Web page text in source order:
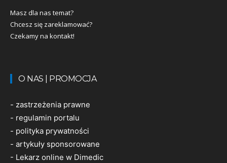
Masz dla nas temat?
Chcesz się zareklamować?
Czekamy na kontakt!
O NAS | PROMOCJA
- zastrzeżenia prawne
- regulamin portalu
- polityka prywatności
- artykuły sponsorowane
- Lekarz online w Dimedic